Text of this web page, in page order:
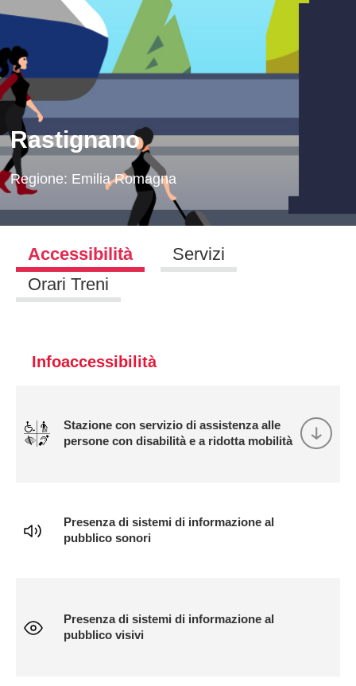
Rastignano
Regione: Emilia Romagna
Accessibilità
Servizi
Orari Treni
Infoaccessibilità
Stazione con servizio di assistenza alle
persone con disabilità e a ridotta mobilità
Presenza di sistemi di informazione al
pubblico sonori
Presenza di sistemi di informazione al
pubblico visivi